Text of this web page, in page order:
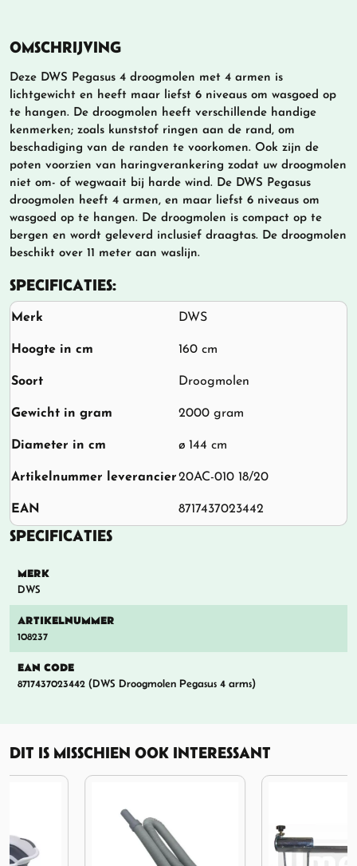
OMSCHRIJVING
Deze DWS Pegasus 4 droogmolen met 4 armen is
lichtgewicht en heeft maar liefst 6 niveaus om wasgoed op
te hangen. De droogmolen heeft verschillende handige
kenmerken; zoals kunststof ringen aan de rand, om
beschadiging van de randen te voorkomen. Ook zijn de
poten voorzien van haringverankering zodat uw droogmolen
niet om- of wegwaait bij harde wind. De DWS Pegasus
droogmolen heeft 4 armen, en maar liefst 6 niveaus om
wasgoed op te hangen. De droogmolen is compact op te
bergen en wordt geleverd inclusief draagtas. De droogmolen
beschikt over 11 meter aan waslijn.
SPECIFICATIES:
Merk DWS
Hoogte in cm 160 cm
Soort Droogmolen
Gewicht in gram 2000 gram
Diameter in cm ø 144 cm
Artikelnummer leverancier20AC-010 18/20
EAN 8717437023442
SPECIFICATIES
MERK
DWS
ARTIKELNUMMER
108237
EAN CODE
8717437023442 (DWS Droogmolen Pegasus 4 arms)
DIT IS MISSCHIEN OOK INTERESSANT